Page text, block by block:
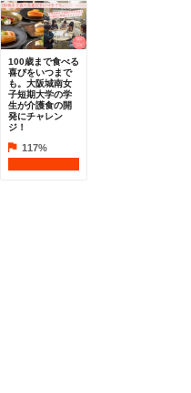
100歳まで食べる
喜びをいつまで
も。大阪城南女
子短期大学の学
生が介護食の開
発にチャレン
ジ！
117%